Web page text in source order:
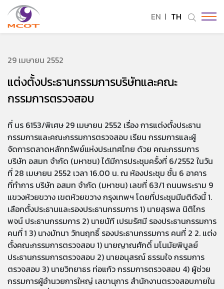
EN TH
29 เมษายน 2552
แต่งตั้งประธานกรรมการบริษัทและคณะ
กรรมการตรวจสอบ
ที่ นร 6153/พิเศษ 29 เมษายน 2552 เรื่อง การแต่งตั้งประธาน
กรรมการและคณะกรรมการตรวจสอบ เรียน กรรมการและผู้
จัดการตลาดหลักทรัพย์แห่งประเทศไทย ด้วย คณะกรรมการ
บริษัท อสมท จำกัด (มหาชน) ได้มีการประชุมครั้งที่ 6/2552 ในวัน
ที่ 28 เมษายน 2552 เวลา 16.00 น. ณ ห้องประชุม ชั้น 6 อาคาร
ที่ทำการ บริษัท อสมท จำกัด (มหาชน) เลขที่ 63/1 ถนนพระราม 9
แขวงห้วยขวาง เขตห้วยขวาง กรุงเทพฯ โดยที่ประชุมมีมติดังนี้ 1.
เลือกตั้งประธานและรองประธานกรรมการ 1) นายสุรพล นิติไกร
พจน์ ประธานกรรมการ 2) นายนัที เปรมรัศมี รองประธานกรรมการ
คนที่ 1 3) นางมัทนา วัทนฤทธิ์ รองประธานกรรมการ คนที่ 2 2. แต่ง
ตั้งคณะกรรมการตรวจสอบ 1) นายญาณศักดิ์ มโนมัยพิบูลย์
ประธานกรรมการตรวจสอบ 2) นายอนุสรณ์ ธรรมใจ กรรมการ
ตรวจสอบ 3) นายวิทยาธร ท่อแก้ว กรรมการตรวจสอบ 4) ผู้ช่วย
กรรมการผู้อำนวยการใหญ่ เลขานุการ สำนักงานตรวจสอบภายใน